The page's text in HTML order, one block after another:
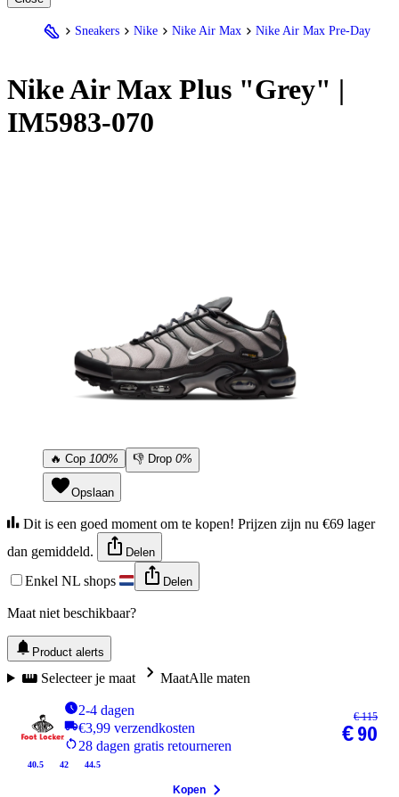
Sneakers Nike Nike Air Max Nike Air Max Pre-Day
NikeAir Max Plus "Grey" |
IM5983-070
🔥 Cop 100% 👎 Drop 0%
Opslaan
Dit is een goed moment om te kopen! Prijzen zijn nu €69 lager
dan gemiddeld.
Delen
Enkel NL shops Delen
Maat niet beschikbaar?
Product alerts
Selecteer je maat MaatAlle maten
2-4 dagen
€3,99 verzendkosten
28 dagen gratis retourneren
40.5 42 44.5
€ 115
€ 90
Kopen